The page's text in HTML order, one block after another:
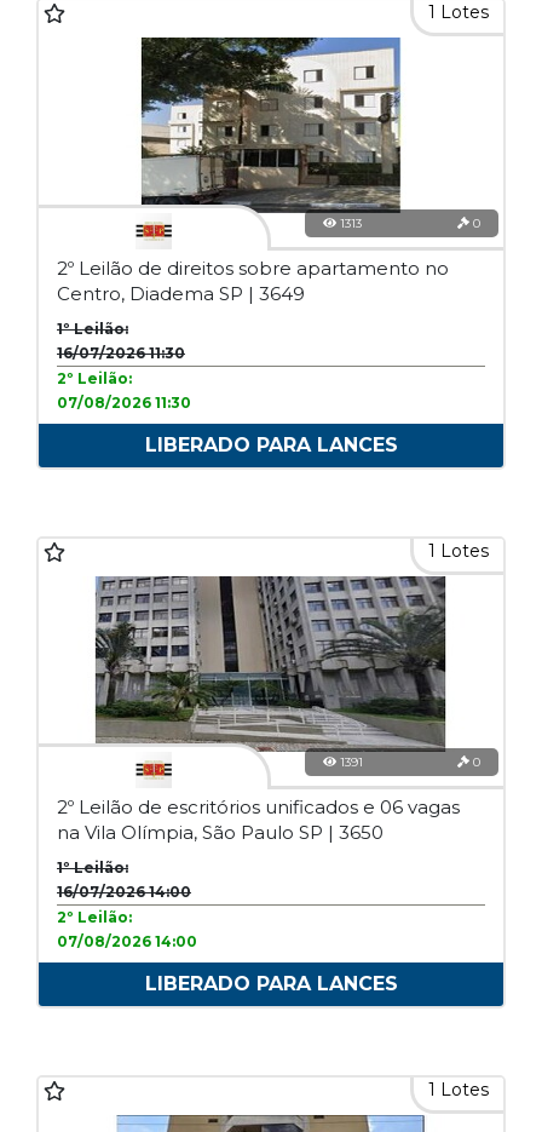
1 Lotes
1313 0
2º Leilão de direitos sobre apartamento no
Centro, Diadema SP | 3649
1º Leilão:
16/07/2026 11:30
2º Leilão:
07/08/2026 11:30
LIBERADO PARA LANCES
1 Lotes
1391 0
2º Leilão de escritórios unificados e 06 vagas
na Vila Olímpia, São Paulo SP | 3650
1º Leilão:
16/07/2026 14:00
2º Leilão:
07/08/2026 14:00
LIBERADO PARA LANCES
1 Lotes